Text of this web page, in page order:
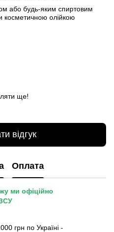
або будь-яким спиртовим
косметичною олійкою
ще!
відгук
Оплата
ми офіційно
грн по Україні -